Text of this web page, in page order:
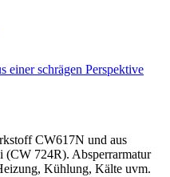
CW617N und aus
(CW 724R). Absperrarmatur
Kühlung, Kälte uvm.